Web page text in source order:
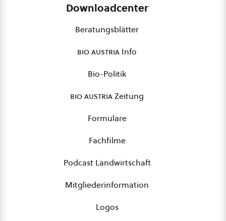
Downloadcenter
Beratungsblätter
bio austria Info
Bio-Politik
bio austriaZeitung
Formulare
Fachfilme
Podcast Landwirtschaft
Mitgliederinformation
Logos